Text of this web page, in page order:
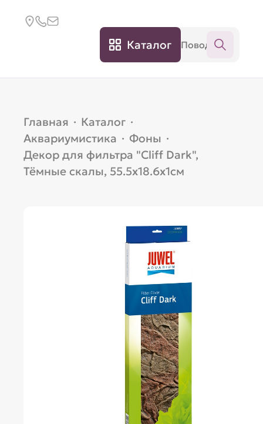
Каталог
Главная · Каталог ·
Аквариумистика · Фоны ·
Декор для фильтра "Cliff Dark",
Тёмные скалы, 55.5х18.6х1см